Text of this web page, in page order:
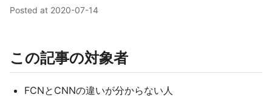
Posted at 2020-07-14
この記事の対象者
FCNとCNNの違いが分からない人